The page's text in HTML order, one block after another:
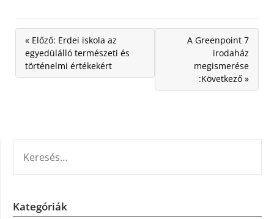
« Előző: Erdei iskola az
egyedülálló természeti és
történelmi értékekért
A Greenpoint 7
irodaház
megismerése
:Következő »
Kategóriák